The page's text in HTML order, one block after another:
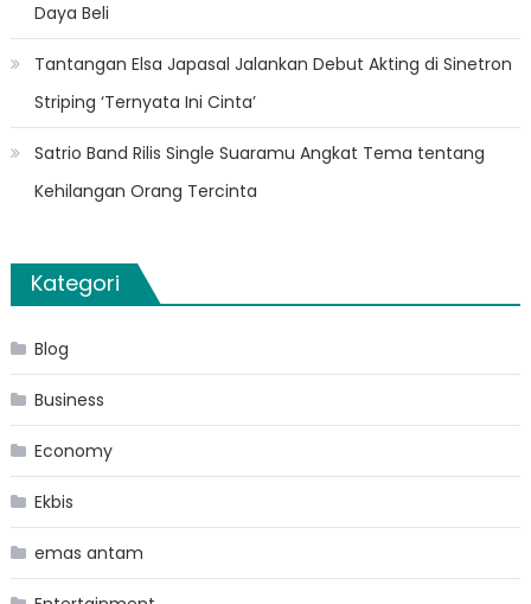
Daya Beli
Tantangan Elsa Japasal Jalankan Debut Akting di Sinetron
Striping ‘Ternyata Ini Cinta’
Satrio Band Rilis Single Suaramu Angkat Tema tentang
Kehilangan Orang Tercinta
Kategori
Blog
Business
Economy
Ekbis
emas antam